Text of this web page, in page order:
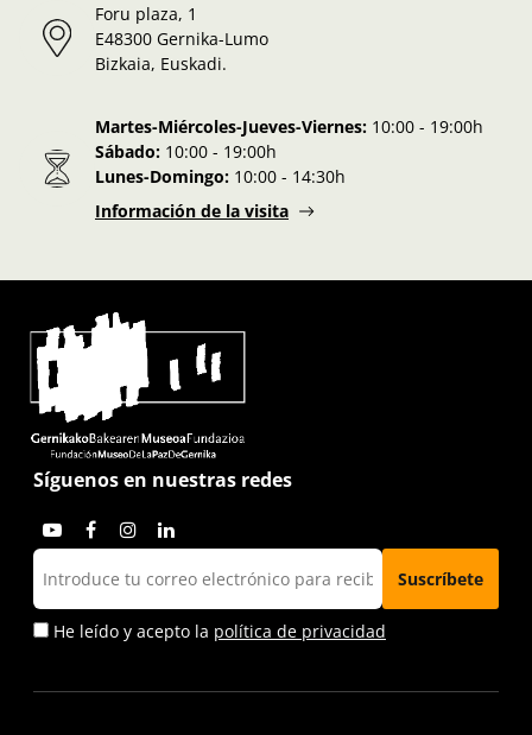
Foru plaza, 1
E48300 Gernika-Lumo
Bizkaia, Euskadi.
Martes-Miércoles-Jueves-Viernes: 10:00 - 19:00h
Sábado: 10:00 - 19:00h
Lunes-Domingo: 10:00 - 14:30h
Información de la visita
Síguenos en nuestras redes
He leído y acepto la política de privacidad